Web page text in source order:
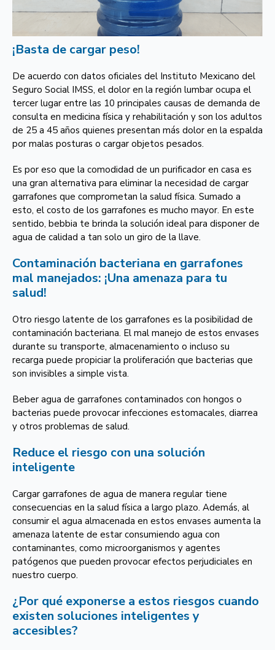
¡Basta de cargar peso!
De acuerdo con datos oficiales del Instituto Mexicano del
Seguro Social IMSS, el dolor en la región lumbar ocupa el
tercer lugar entre las 10 principales causas de demanda de
consulta en medicina física y rehabilitación y son los adultos
de 25 a 45 años quienes presentan más dolor en la espalda
por malas posturas o cargar objetos pesados.
Es por eso que la comodidad de un purificador en casa es
una gran alternativa para eliminar la necesidad de cargar
garrafones que comprometan la salud física. Sumado a
esto, el costo de los garrafones es mucho mayor. En este
sentido, bebbia te brinda la solución ideal para disponer de
agua de calidad a tan solo un giro de la llave.
Contaminación bacteriana en garrafones
mal manejados: ¡Una amenaza para tu
salud!
Otro riesgo latente de los garrafones es la posibilidad de
contaminación bacteriana. El mal manejo de estos envases
durante su transporte, almacenamiento o incluso su
recarga puede propiciar la proliferación que bacterias que
son invisibles a simple vista.
Beber agua de garrafones contaminados con hongos o
bacterias puede provocar infecciones estomacales, diarrea
y otros problemas de salud.
Reduce el riesgo con una solución
inteligente
Cargar garrafones de agua de manera regular tiene
consecuencias en la salud física a largo plazo. Además, al
consumir el agua almacenada en estos envases aumenta la
amenaza latente de estar consumiendo agua con
contaminantes, como microorganismos y agentes
patógenos que pueden provocar efectos perjudiciales en
nuestro cuerpo.
¿Por qué exponerse a estos riesgos cuando
existen soluciones inteligentes y
accesibles?